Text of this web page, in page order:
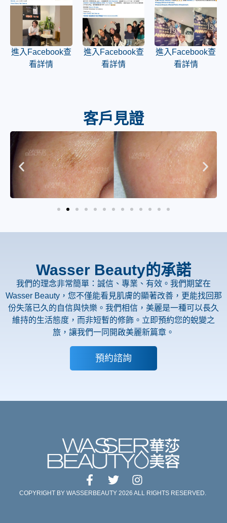
進入Facebook查
看詳情
進入Facebook查
看詳情
進入Facebook查
看詳情
客戶見證
Wasser Beauty的承諾
我們的理念非常簡單：誠信、專業、有效。我們期望在
Wasser Beauty，您不僅能看見肌膚的顯著改善，更能找回那
份失落已久的自信與快樂。我們相信，美麗是一種可以長久
維持的生活態度，而非短暫的修飾。立即預約您的蛻變之
旅，讓我們一同開啟美麗新篇章。
預約諮詢
COPYRIGHT BY WASSERBEAUTY 2026 ALL RIGHTS RESERVED.